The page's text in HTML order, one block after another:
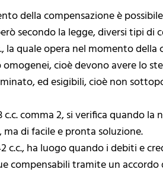
della compensazione è
secondo la legge, diversi tipi di
la quale opera nel momento
cioè devono avere lo
ed esigibili, cioè non
comma 2, si verifica quando
di facile e pronta soluzione.
c.c., ha luogo quando i debiti e
compensabili tramite un accordo